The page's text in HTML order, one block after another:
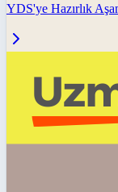
YDS'ye Hazırlık